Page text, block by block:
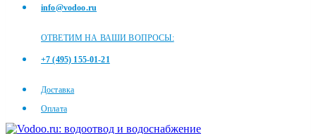
info@vodoo.ru
ОТВЕТИМ НА ВАШИ ВОПРОСЫ:
+7 (495) 155-01-21
Доставка
Оплата